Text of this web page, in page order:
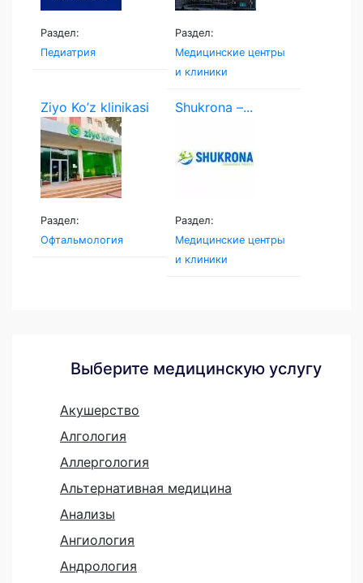
Раздел:
Педиатрия
Раздел:
Медицинские центры
и клиники
Ziyo Ko’z klinikasi
Раздел:
Офтальмология
Shukrona –...
Раздел:
Медицинские центры
и клиники
Выберите медицинскую услугу
Акушерство
Алгология
Аллергология
Альтернативная медицина
Анализы
Ангиология
Андрология